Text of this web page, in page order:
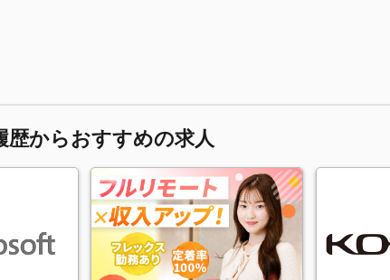
歴からおすすめの求人